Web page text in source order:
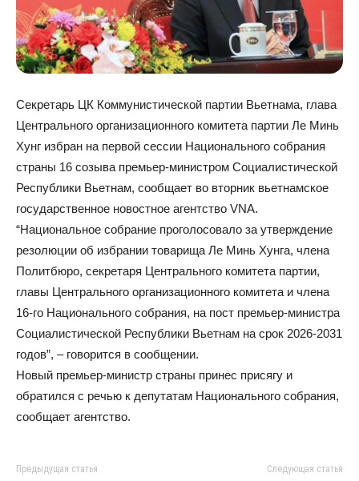
Секретарь ЦК Коммунистической партии Вьетнама, глава
Центрального организационного комитета партии Ле Минь
Хунг избран на первой сессии Национального собрания
страны 16 созыва премьер-министром Социалистической
Республики Вьетнам, сообщает во вторник вьетнамское
государственное новостное агентство VNA.
“Национальное собрание проголосовало за утверждение
резолюции об избрании товарища Ле Минь Хунга, члена
Политбюро, секретаря Центрального комитета партии,
главы Центрального организационного комитета и члена
16-го Национального собрания, на пост премьер-министра
Социалистической Республики Вьетнам на срок 2026-2031
годов”, – говорится в сообщении.
Новый премьер-министр страны принес присягу и
обратился с речью к депутатам Национального собрания,
сообщает агентство.
Предыдущая статья Следующая статья